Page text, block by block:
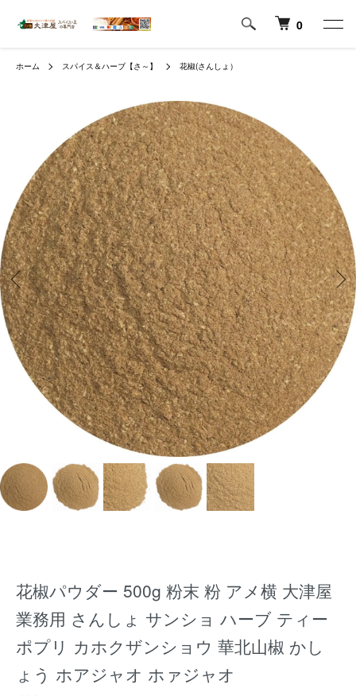
0
ホーム スパイス＆ハーブ【さ～】 花椒(さんしょ）
花椒パウダー 500g 粉末 粉 アメ横 大津屋
業務用 さんしょ サンショ ハーブ ティー
ポプリ カホクザンショウ 華北山椒 かし
ょう ホアジャオ ホァジャオ